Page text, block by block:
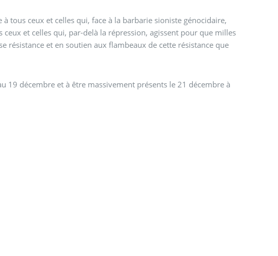
tous ceux et celles qui, face à la barbarie sioniste génocidaire,
et celles qui, par-delà la répression, agissent pour que milles
résistance et en soutien aux flambeaux de cette résistance que
19 décembre et à être massivement présents le 21 décembre à